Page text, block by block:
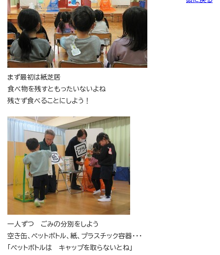
まず最初は紙芝居
食べ物を残すともったいないよね
残さず食べることにしよう！
一人ずつ ごみの分別をしよう
空き缶、ペットボトル、紙、プラスチック容器・・・
「ペットボトルは キャップを取らないとね」